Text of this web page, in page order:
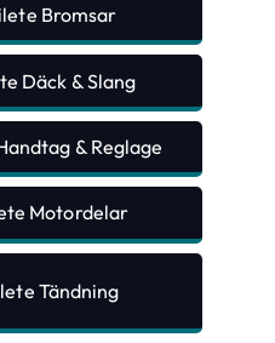
Bromsar
Däck & Slang
& Reglage
Motordelar
Tändning